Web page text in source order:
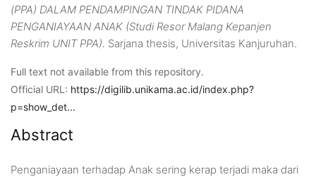
(PPA) DALAM PENDAMPINGAN TINDAK PIDANA
PENGANIAYAAN ANAK (Studi Resor Malang Kepanjen
Reskrim UNIT PPA). Sarjana thesis, Universitas Kanjuruhan.
Full text not available from this repository.
Official URL: https://digilib.unikama.ac.id/index.php?
p=show_det...
Abstract
Penganiayaan terhadap Anak sering kerap terjadi maka dari